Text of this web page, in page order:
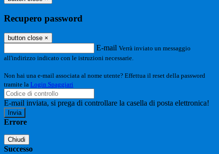
Recupero password
button close ×
E-mail Verrà inviato un messaggio
all'indirizzo indicato con le istruzioni necessarie.
Non hai una e-mail associata al nome utente? Effettua il reset della password
tramite la Login Spaggiari
E-mail inviata, si prega di controllare la casella di posta elettronica!
Errore
Chiudi
Successo